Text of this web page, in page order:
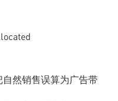
然销售误算为广告带